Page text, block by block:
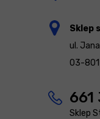
Sklep
ul.
03-801
661
Sklep